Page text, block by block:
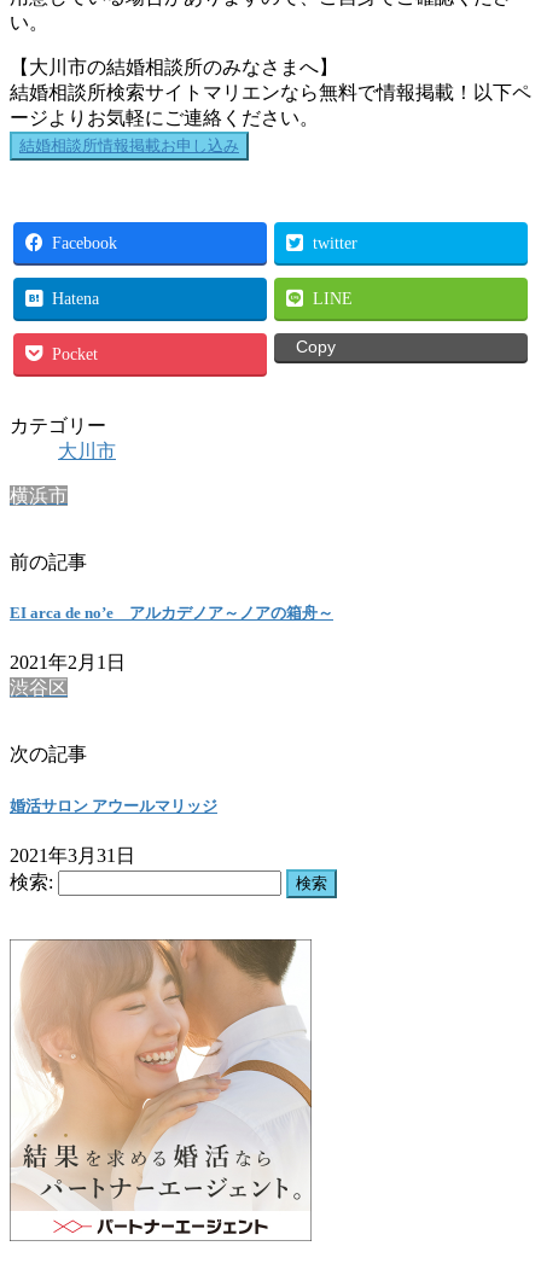
い。
【大川市の結婚相談所のみなさまへ】
結婚相談所検索サイトマリエンなら無料で情報掲載！以下ペ
ージよりお気軽にご連絡ください。
結婚相談所情報掲載お申し込み
Facebook twitter
Hatena LINE
Pocket Copy
カテゴリー
大川市
横浜市
前の記事
EI arca de no’e アルカデノア～ノアの箱舟～
2021年2月1日
渋谷区
次の記事
婚活サロン アウールマリッジ
2021年3月31日
検索: